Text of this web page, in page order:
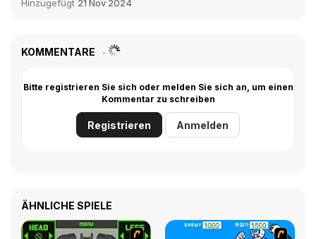
Hinzugefügt 21 Nov 2024
KOMMENTARE
Bitte registrieren Sie sich oder melden Sie sich an, um einen
Kommentar zu schreiben
Registrieren Anmelden
ÄHNLICHE SPIELE